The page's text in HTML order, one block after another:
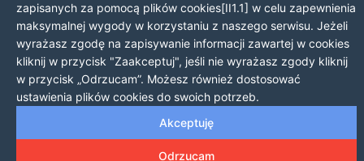
KONTAKT Z URZĘDEM
Telefon: 12 385 20 94
Faks: 12 385 03 55
Email: sekretariat@nowe-brzesko.pl
GODZINY PRACY
Poniedziałek-Piątek: 7:30 - 15:30
zapisanych za pomocą plików cookies[II1.1] w celu zapewnienia
maksymalnej wygody w korzystaniu z naszego serwisu. Jeżeli
wyrażasz zgodę na zapisywanie informacji zawartej w cookies
kliknij w przycisk "Zaakceptuj", jeśli nie wyrażasz zgody kliknij
w przycisk „Odrzucam”. Możesz również dostosować
ustawienia plików cookies do swoich potrzeb.
Akceptuję
Odrzucam